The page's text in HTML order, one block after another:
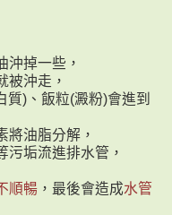
沖掉一些，
被沖走，
)、飯粒(澱粉)會進到
將油脂分解，
污垢流進排水管，
順暢 ，最後會造成水管